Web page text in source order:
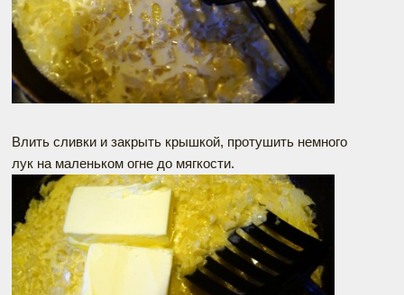
Влить сливки и закрыть крышкой, протушить немного
лук на маленьком огне до мягкости.